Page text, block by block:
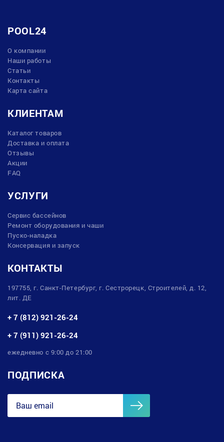
POOL24
О компании
Наши работы
Статьи
Контакты
Карта сайта
КЛИЕНТАМ
Каталог товаров
Доставка и оплата
Отзывы
Акции
FAQ
УСЛУГИ
Сервис бассейнов
Ремонт оборудования и чаши
Пуско-наладка
Консервация и запуск
КОНТАКТЫ
197755, г. Санкт-Петербург, г. Сестрорецк, Строителей, д. 12,
лит. ДЕ
+ 7 (812) 921-26-24
+ 7 (911) 921-26-24
ежедневно с 9:00 до 21:00
ПОДПИСКА